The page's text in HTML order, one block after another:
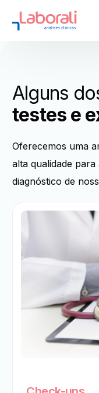
Alguns
testes e
Oferecemos uma
alta qualidade para
diagnóstico de